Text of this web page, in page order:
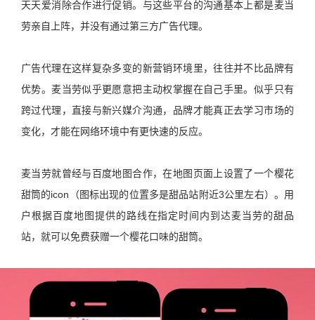
天天爱消除合作进行促销。与这些平台的沟通基本上都是麦当
劳亲自上阵，并没有通过第三方广告代理。
广告代理在这样复杂多变的新营销环境里，往往并不比品牌有
优势。麦当劳似乎更愿意把主动权掌握在自己手里。似乎只有
跨过代理，直接与新兴媒介沟通，品牌才能真正去学习市场的
变化，才能在网络环境中有更快速的反应。
麦当劳就曾经与百度地图合作，在地图页面上设置了一个樱花
甜筒的icon（图标出现的位置多是甜品站附近3公里左右）。用
户根据百度地图提供的路线在指定时间内到达麦当劳的甜品
站，就可以免费获赠一个樱花口味的甜筒。